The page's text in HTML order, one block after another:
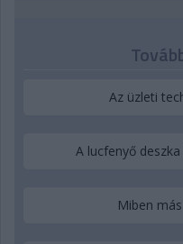
Az üzleti
A lucfenyő
Miben